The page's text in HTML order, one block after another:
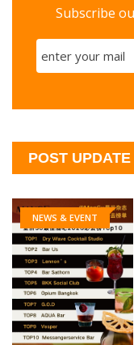
Subscribe
POST UPDATE
NEWS & EVENT